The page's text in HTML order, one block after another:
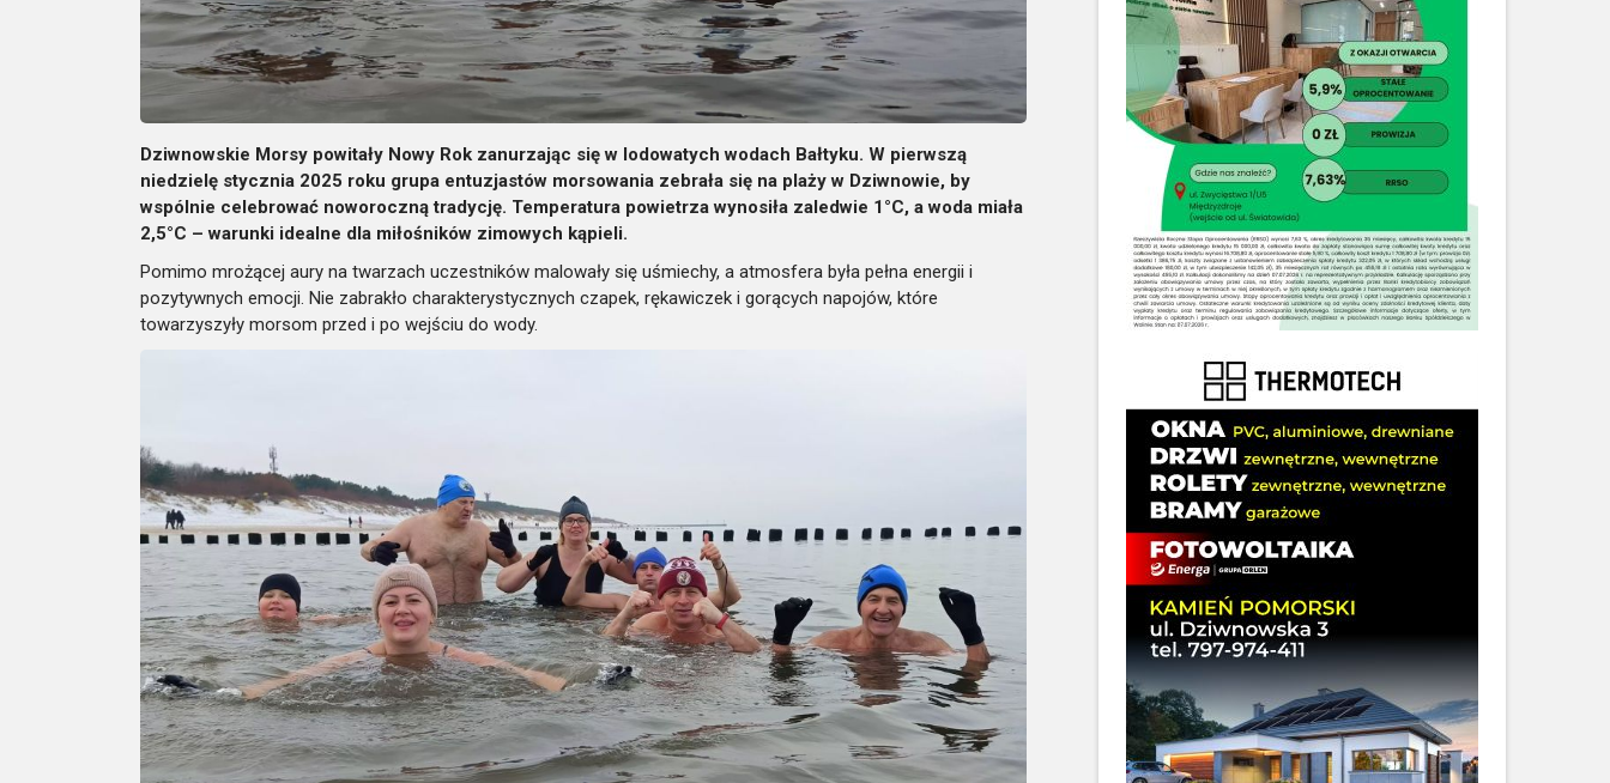
Dziwnowskie Morsy powitały Nowy Rok zanurzając się w lodowatych wodach Bałtyku. W pierwszą
niedzielę stycznia 2025 roku grupa entuzjastów morsowania zebrała się na plaży w Dziwnowie, by
wspólnie celebrować noworoczną tradycję. Temperatura powietrza wynosiła zaledwie 1°C, a woda miała
2,5°C – warunki idealne dla miłośników zimowych kąpieli.
Pomimo mrożącej aury na twarzach uczestników malowały się uśmiechy, a atmosfera była pełna energii i
pozytywnych emocji. Nie zabrakło charakterystycznych czapek, rękawiczek i gorących napojów, które
towarzyszyły morsom przed i po wejściu do wody.